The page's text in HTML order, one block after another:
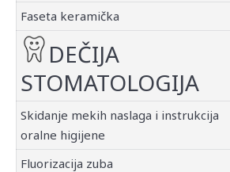
Faseta keramička
DEČIJA
STOMATOLOGIJA
Skidanje mekih naslaga i instrukcija
oralne higijene
Fluorizacija zuba